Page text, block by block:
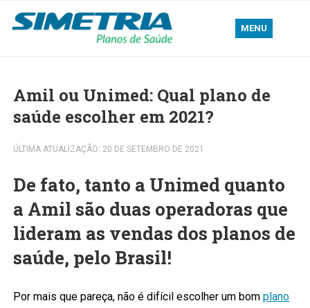
MENU
Amil ou Unimed: Qual plano de
saúde escolher em 2021?
ÚLTIMA ATUALIZAÇÃO: 20 DE SETEMBRO DE 2021
De fato, tanto a Unimed quanto
a Amil são duas operadoras que
lideram as vendas dos planos de
saúde, pelo Brasil!
Por mais que pareça, não é difícil escolher um bomplano